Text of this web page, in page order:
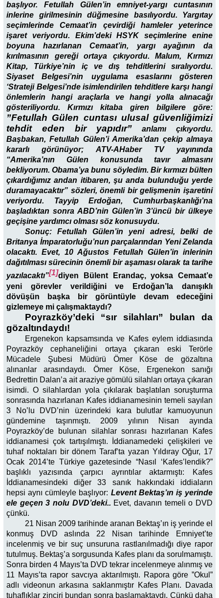
başlıyor. Fetullah Gülen’in emniyet-yargı cuntasının
inlerine girilmesinin düğmesine basılıyordu. Yargıtay
seçimlerinde Cemaat’in çevirdiği hamleler yeterince
işaret veriyordu. Ekim’deki HSYK seçimlerine enine
boyuna hazırlanan Cemaat’in, yargı ayağının da
kırılmasının gereği ortaya çıkıyordu. Malum, Kırmızı
Kitap, Türkiye’nin iç ve dış tehditlerini sıralıyordu.
Siyaset Belgesi’nin uygulama esaslarını gösteren
‘Strateji Belgesi’nde isimlendirilen tehditlere karşı hangi
önlemlerin hangi araçlarla ve hangi yolla alınacağı
gösteriliyordu. Kırmızı kitaba giren bilgilere göre:
”Fetullah Gülen cuntası ulusal güvenliğimizi
tehdit eden bir yapıdır” anlamı çıkıyordu.
Başbakan, Fetullah Gülen’i Amerika’dan çekip almaya
kararlı görünüyor; ATV-AHaber TV yayınında
“Amerika’nın Gülen konusunda tavır almasını
bekliyorum. Obama’ya bunu söyledim. Bir kırmızı bülten
çıkardığımız andan itibaren, şu anda bulunduğu yerde
duramayacaktır” sözleri, önemli bir gelişmenin işaretini
veriyordu. Tayyip Erdoğan, Cumhurbaşkanlığı’na
başladıktan sonra ABD’nin Gülen’in 3’üncü bir ülkeye
geçişine yardımcı olması söz konusuydu.
Sonuç: Fetullah Gülen’in yeni adresi, belki de
Britanya İmparatorluğu’nun parçalarından Yeni Zelanda
olacaktı. Evet, 10 Ağustos Fetullah Gülen’in inlerinin
dağıtılması sürecinin önemli bir aşaması olarak ta tarihe
yazılacaktı”[1]diyen Bülent Erandaç, yoksa Cemaat’e
yeni görevler verildiğini ve Erdoğan’la danışıklı
dövüşün başka bir görüntüyle devam edeceğini
gizlemeye mi çalışmaktaydı?
Poyrazköy’deki “sır silahları” bulan da
gözaltındaydı!
Ergenekon kapsamsında ve Kafes eylem iddiasında
Poyrazköy cephaneliğini ortaya çıkaran eski Terörle
Mücadele Şubesi Müdürü Ömer Köse de gözaltına
alınanlar arasındaydı. Ömer Köse, Ergenekon sanığı
Bedrettin Dalan’a ait araziye gömülü silahları ortaya çıkaran
isimdi. O silahlardan yola çıkılarak başlatılan soruşturma
sonrasında hazırlanan Kafes iddianamesinin temeli sayılan
3 No’lu DVD’nin üzerindeki kara bulutlar kamuoyunun
gündemine taşınmıştı. 2009 yılının Nisan ayında
Poyrazköy’de bulunan silahlar sonrası hazırlanan Kafes
iddianamesi çok tartışılmıştı. İddianamedeki çelişkileri ve
tuhaf noktaları bir dönem Taraf’ta yazan Yıldıray Oğur, 17
Ocak 2014’te Türkiye gazetesinde “Nasıl ‘Kafes’lendik?”
başlıklı yazısında çarpıcı ayrıntılar aktarmıştı: Kafes
İddianamesindeki diğer 33 sanık hakkındaki iddiaların
hepsi aynı cümleyle başlıyor: Levent Bektaş’ın iş yerinde
ele geçen 3 nolu DVD’deki.. Evet, davanın temeli o DVD
çünkü.
21 Nisan 2009 tarihinde aranan Bektaş’ın iş yerinde el
konmuş DVD aslında 22 Nisan tarihinde Emniyet’te
incelenmiş ve bir suç unsuruna rastlanılmadığı diye rapor
tutulmuş. Bektaş’a sorgusunda Kafes planı da sorulmamıştı.
Sonra birden 4 Mayıs’ta DVD tekrar incelenmeye alınmış ve
11 Mayıs’ta rapor savcıya aktarılmıştı. Rapora göre ”Okul”
adlı videonun arkasına saklanmıştır Kafes Planı. Davada
tuhaflıklar zinciri bundan sonra başlamaktaydı. Çünkü daha